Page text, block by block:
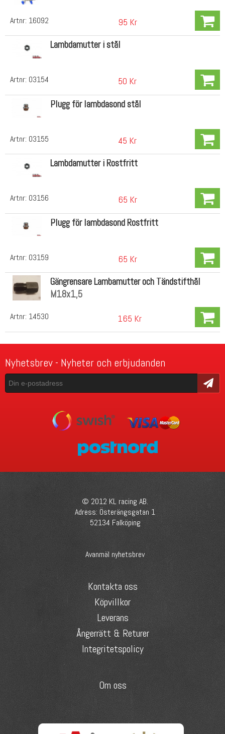
Artnr: 16092 95 Kr
Artnr: 03154
Lambdamutter i stål
50 Kr
Artnr: 03155
Plugg för lambdasond stål
45 Kr
Artnr: 03156
Lambdamutter i Rostfritt
65 Kr
Artnr: 03159
Plugg för lambdasond Rostfritt
65 Kr
Artnr: 14530
Gängrensare Lambamutter och Tändstifthål
M18x1,5
165 Kr
Nyhetsbrev - Nyheter och erbjudanden
Skicka
© 2012 KL racing AB.
Adress: Österängsgatan 1
52134 Falköping
Avanmäl nyhetsbrev
Kontakta oss
Köpvillkor
Leverans
Ångerrätt & Returer
Integritetspolicy
Om oss